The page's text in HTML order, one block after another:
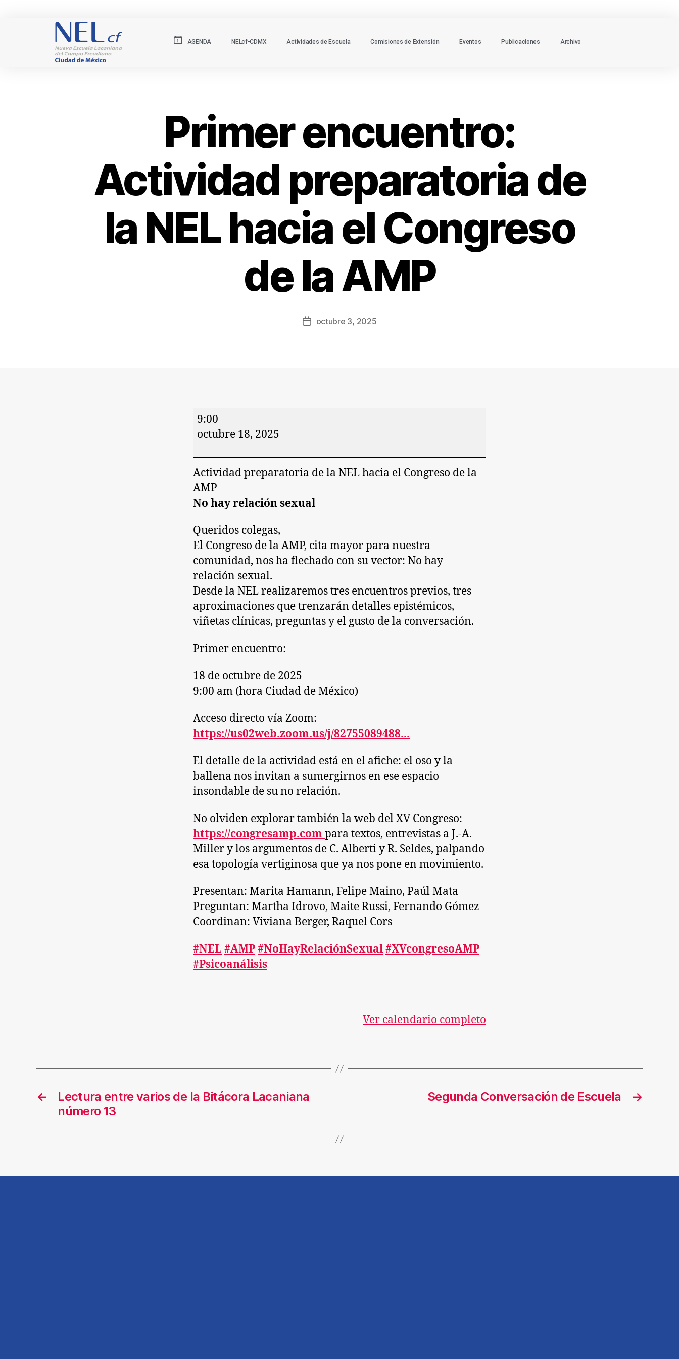
AGENDA NELcf-CDMX Actividades de Escuela Comisiones de Extensión Eventos Publicaciones Archivo
Primer encuentro:
Actividad preparatoria de
la NEL hacia el Congreso
de la AMP
octubre 3, 2025
9:00
octubre 18, 2025
Actividad preparatoria de la NEL hacia el Congreso de la
AMP
No hay relación sexual
Queridos colegas,
El Congreso de la AMP, cita mayor para nuestra
comunidad, nos ha flechado con su vector: No hay
relación sexual.
Desde la NEL realizaremos tres encuentros previos, tres
aproximaciones que trenzarán detalles epistémicos,
viñetas clínicas, preguntas y el gusto de la conversación.
Primer encuentro:
18 de octubre de 2025
9:00 am (hora Ciudad de México)
Acceso directo vía Zoom:
https://us02web.zoom.us/j/82755089488...
El detalle de la actividad está en el afiche: el oso y la
ballena nos invitan a sumergirnos en ese espacio
insondable de su no relación.
No olviden explorar también la web del XV Congreso:
https://congresamp.compara textos, entrevistas a J.-A.
Miller y los argumentos de C. Alberti y R. Seldes, palpando
esa topología vertiginosa que ya nos pone en movimiento.
Presentan: Marita Hamann, Felipe Maino, Paúl Mata
Preguntan: Martha Idrovo, Maite Russi, Fernando Gómez
Coordinan: Viviana Berger, Raquel Cors
#NEL #AMP#NoHayRelaciónSexual#XVcongresoAMP
#Psicoanálisis
Ver calendario completo
←
Lectura entre varios de la Bitácora Lacaniana
número 13
→
Segunda Conversación de Escuela